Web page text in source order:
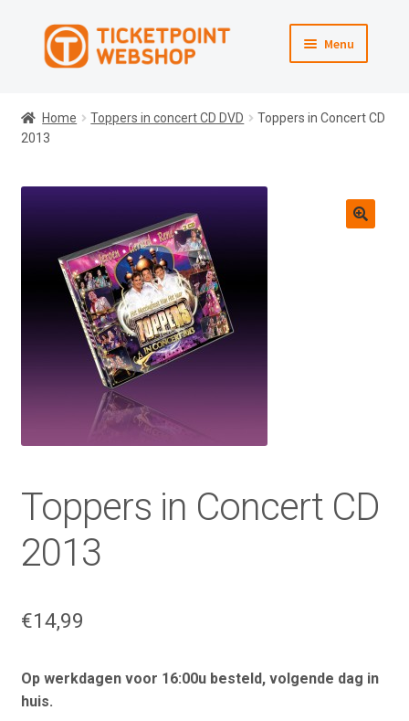
Ga
door
Ga
direct
inhoud
Menu
Winkelmand
Afrekenen
Naar Ticketpoint.nl
Home Toppers in concert CD DVD
Toppers in Concert CD
2013
Toppers in Concert CD
2013
€14,99
Op werkdagen voor 16:00u besteld, volgende dag in
huis.